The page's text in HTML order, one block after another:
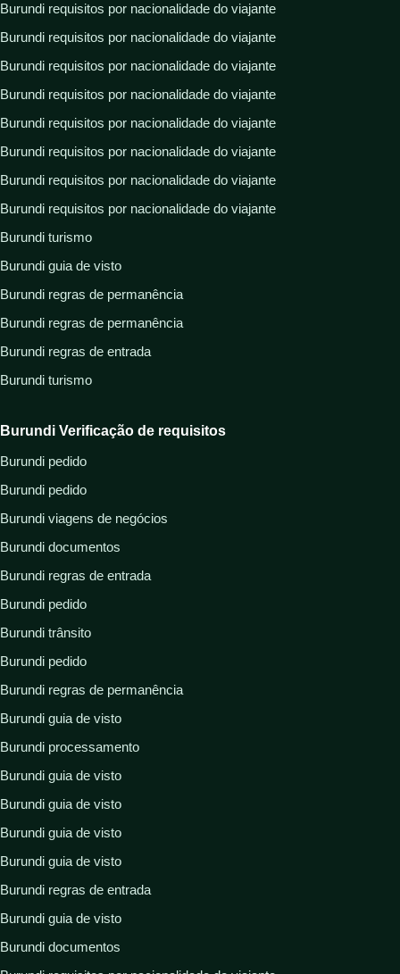
Burundi requisitos por nacionalidade do viajante
Burundi requisitos por nacionalidade do viajante
Burundi requisitos por nacionalidade do viajante
Burundi requisitos por nacionalidade do viajante
Burundi requisitos por nacionalidade do viajante
Burundi requisitos por nacionalidade do viajante
Burundi requisitos por nacionalidade do viajante
Burundi requisitos por nacionalidade do viajante
Burundi turismo
Burundi guia de visto
Burundi regras de permanência
Burundi regras de permanência
Burundi regras de entrada
Burundi turismo
Burundi Verificação de requisitos
Burundi pedido
Burundi pedido
Burundi viagens de negócios
Burundi documentos
Burundi regras de entrada
Burundi pedido
Burundi trânsito
Burundi pedido
Burundi regras de permanência
Burundi guia de visto
Burundi processamento
Burundi guia de visto
Burundi guia de visto
Burundi guia de visto
Burundi guia de visto
Burundi regras de entrada
Burundi guia de visto
Burundi documentos